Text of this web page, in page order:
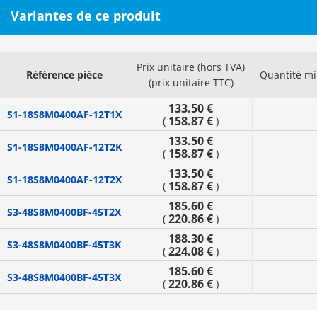
Variantes de ce produit
Référence pièce
Prix unitaire (hors TVA)
(prix unitaire TTC)
Quantité
S1-18S8M0400AF-12T1X 133.50 €
( 158.87 € )
S1-18S8M0400AF-12T2K 133.50 €
( 158.87 € )
S1-18S8M0400AF-12T2X 133.50 €
( 158.87 € )
S3-48S8M0400BF-45T2X 185.60 €
( 220.86 € )
S3-48S8M0400BF-45T3K 188.30 €
( 224.08 € )
S3-48S8M0400BF-45T3X 185.60 €
( 220.86 € )